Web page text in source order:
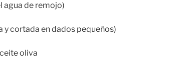
agua de remojo)
y cortada en dados pequeños)
oliva